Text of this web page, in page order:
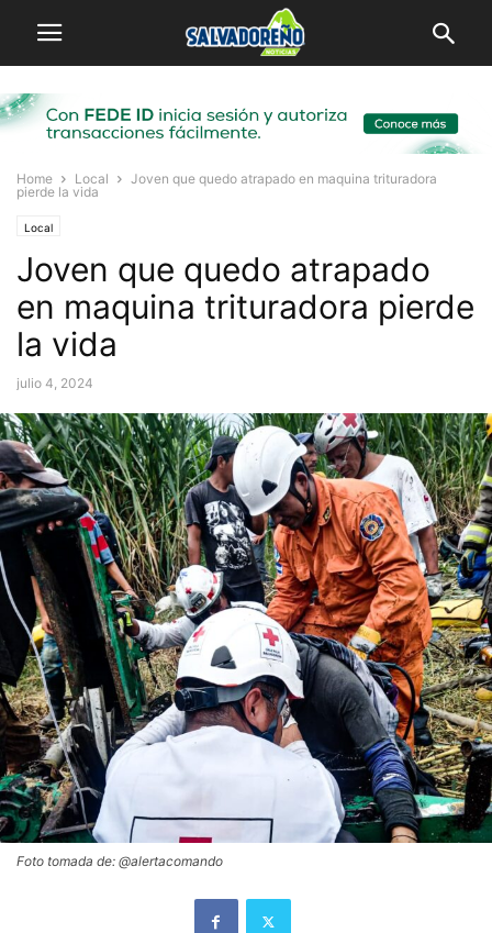
Home Local
Joven que quedo atrapado en maquina trituradora
pierde la vida
Local
Joven que quedo atrapado
en maquina trituradora pierde
la vida
julio 4, 2024
Foto tomada de: @alertacomando